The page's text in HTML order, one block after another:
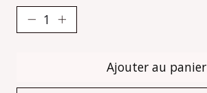
Ajouter au panier